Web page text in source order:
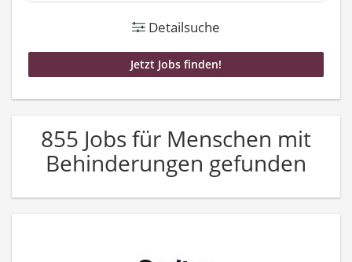
Detailsuche
855 Jobs für Menschen mit
Behinderungen gefunden